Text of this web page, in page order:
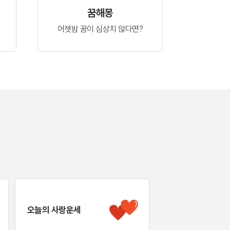
꿈해몽
어젯밤 꿈이 심상치 않다면?
오늘의 사랑운세